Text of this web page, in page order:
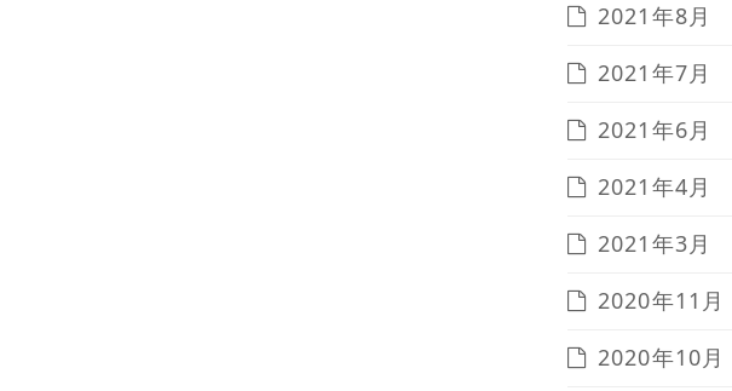
2021年8月
2021年7月
2021年6月
2021年4月
2021年3月
2020年11月
2020年10月